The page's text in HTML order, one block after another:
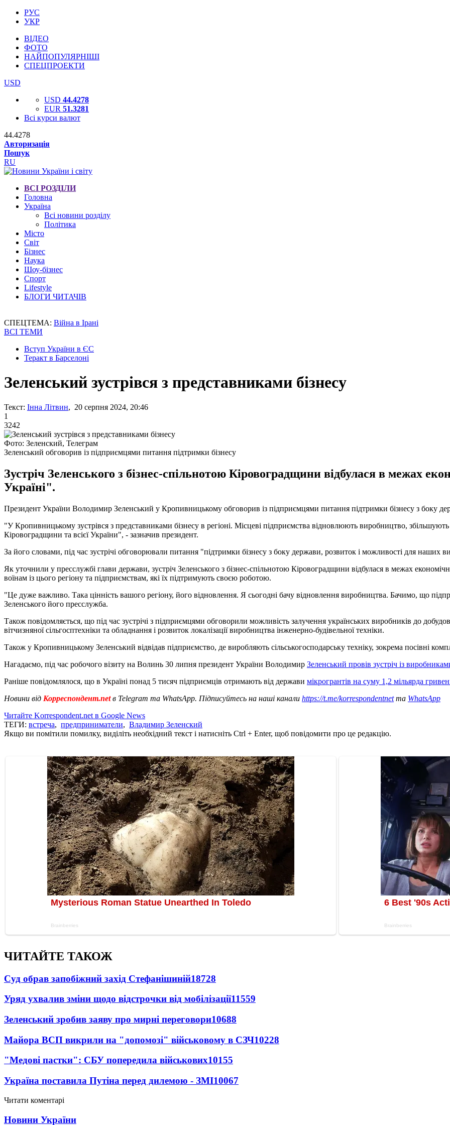
РУС
УКР
ВІДЕО
ФОТО
НАЙПОПУЛЯРНІШІ
СПЕЦПРОЕКТИ
USD
USD 44.4278
EUR 51.3281
Всі курси валют
44.4278
Авторизація
Пошук
RU
ВСІ РОЗДІЛИ
Головна
Україна
Всі новини розділу
Політика
Місто
Світ
Бізнес
Наука
Шоу-бізнес
Спорт
Lifestyle
БЛОГИ ЧИТАЧІВ
СПЕЦТЕМА: Війна в Ірані
ВСІ ТЕМИ
Вступ України в ЄС
Теракт в Барселоні
Зеленський зустрівся з представниками бізнесу
Текст: Інна Літвин, 20 серпня 2024, 20:46
1
3242
Фото: Зеленский, Телеграм
Зеленський обговорив із підприємцями питання підтримки бізнесу
Зустріч Зеленського з бізнес-спільнотою Кіровоградщини відбулася в межах
Україні".
Президент України Володимир Зеленський у Кропивницькому обговорив із підприємцями питання підтримки бізнесу з боку
"У Кропивницькому зустрівся з представниками бізнесу в регіоні. Місцеві підприємства відновлюють виробництво,
Кіровоградщини та всієї України", - зазначив президент.
За його словами, під час зустрічі обговорювали питання "підтримки бізнесу з боку держави, розвиток і можливості для наших
Як уточнили у пресслужбі глави держави, зустріч Зеленського з бізнес-спільнотою Кіровоградщини відбулася в межах
воїнам із цього регіону та підприємствам, які їх підтримують своєю роботою.
"Це дуже важливо. Така цінність вашого регіону, його відновлення. Я сьогодні бачу відновлення виробництва. Бачимо, що
Зеленського його пресслужба.
Також повідомляється, що під час зустрічі з підприємцями обговорили можливість залучення українських виробників до
вітчизняної сільгосптехніки та обладнання і розвиток локалізації виробництва інженерно-будівельної техніки.
Також у Кропивницькому Зеленський відвідав підприємство, де виробляють сільськогосподарську техніку, зокрема посівні
Нагадаємо, під час робочого візиту на Волинь 30 липня президент України Володимир Зеленський провів зустріч із
Раніше повідомлялося, що в Україні понад 5 тисяч підприємців отримають від держави мікрогрантів на суму 1,2 мільярда
Новини від Корреспондент.netв Telegram та WhatsApp. Підписуйтесь на наші канали https://t.me/korrespondentnetта WhatsApp
Читайте Korrespondent.net в Google News
ТЕГИ: встреча, предприниматели, Владимир Зеленский
Якщо ви помітили помилку, виділіть необхідний текст і натисніть Ctrl + Enter, щоб повідомити про це редакцію.
ЧИТАЙТЕ ТАКОЖ
Суд обрав запобіжний захід Стефанішиній18728
Уряд ухвалив зміни щодо відстрочки від мобілізації11559
Зеленський зробив заяву про мирні переговори10688
Майора ВСП викрили на "допомозі" військовому в СЗЧ10228
"Медові пастки": СБУ попередила військових10155
Україна поставила Путіна перед дилемою - ЗМІ10067
Читати коментарі
Новини України